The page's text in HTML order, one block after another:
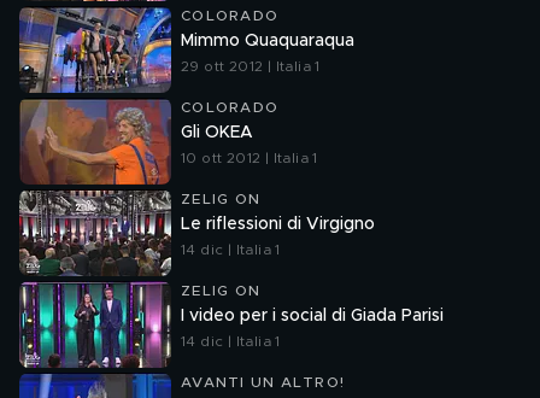
COLORADO
Mimmo Quaquaraqua
29 ott 2012 | Italia 1
COLORADO
Gli OKEA
10 ott 2012 | Italia 1
ZELIG ON
Le riflessioni di Virgigno
14 dic | Italia 1
ZELIG ON
I video per i social di Giada Parisi
14 dic | Italia 1
AVANTI UN ALTRO!